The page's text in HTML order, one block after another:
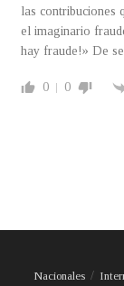
las contribuciones
el imaginario
hay fraude!» De
0 0
Nacionales